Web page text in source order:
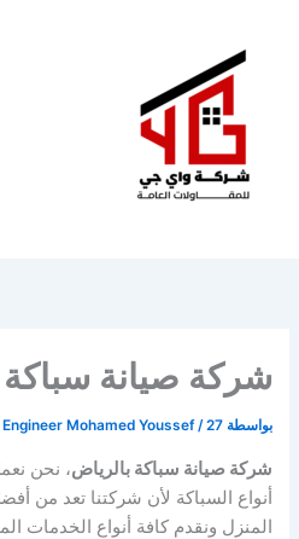
المحتوى
شركة صيانة سباكة
بواسطة Engineer Mohamed Youssef/27 أبريل، 2021
شركة صيانة سباكة بالرياض، نحن
أنواع السباكة لأن شركتنا تعد من
المنزل ونقدم كافة أنواع الخدمات